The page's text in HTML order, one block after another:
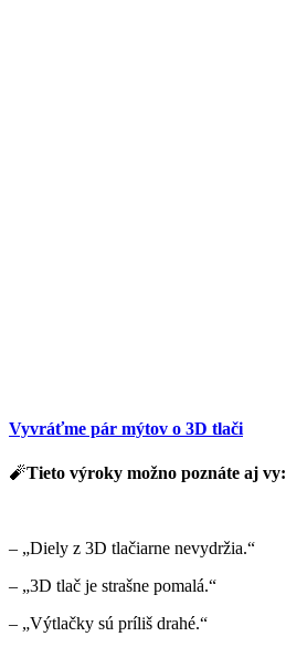
Vyvráťme pár mýtov o 3D tlači
🧨Tieto výroky možno poznáte aj vy:
– „Diely z 3D tlačiarne nevydržia.“
– „3D tlač je strašne pomalá.“
– „Výtlačky sú príliš drahé.“